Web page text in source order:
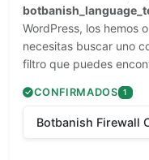
WordPress, los hemos
necesitas buscar uno
filtro que puedes
CONFIRMADOS 1
Botbanish Firewall